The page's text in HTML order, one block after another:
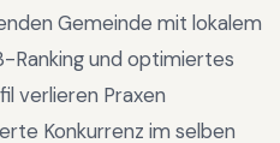
Gemeinde mit lokalem
Ranking und optimiertes
verlieren Praxen
Konkurrenz im selben